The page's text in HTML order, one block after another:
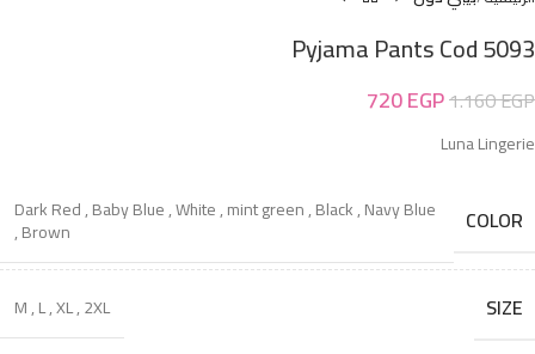
Pyjama Pants Cod 5093
1.160EGP
720EGP
Luna Lingerie
COLOR
Dark Red,Baby Blue,White,mint green,Black,Navy Blue
,Brown
SIZE
M,L,XL,2XL